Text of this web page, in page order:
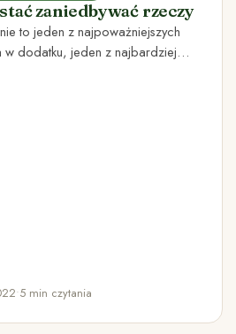
zaniedbywać rzeczy
to jeden z najpoważniejszych
dodatku, jeden z najbardziej
•5 min czytania